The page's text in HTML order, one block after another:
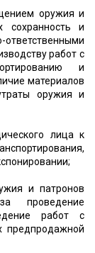
оружия и
сохранность и
работ с
и
материалов
оружия и
лица к
и патронов
проведение
работ с
предпродажной